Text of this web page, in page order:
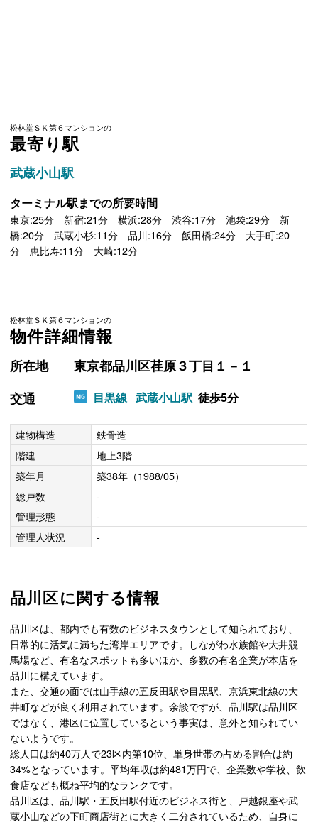
松林堂ＳＫ第６マンションの
最寄り駅
武蔵小山駅
ターミナル駅までの所要時間
東京:25分 新宿:21分 横浜:28分 渋谷:17分 池袋:29分 新
橋:20分 武蔵小杉:11分 品川:16分 飯田橋:24分 大手町:20
分 恵比寿:11分 大崎:12分
松林堂ＳＫ第６マンションの
物件詳細情報
所在地
東京都品川区荏原３丁目１－１
交通
目黒線 武蔵小山駅 徒歩5分
建物構造
鉄骨造
階建
地上3階
築年月
築38年（1988/05）
総戸数
-
管理形態
-
管理人状況
-
品川区に関する情報
品川区は、都内でも有数のビジネスタウンとして知られており、
日常的に活気に満ちた湾岸エリアです。しながわ水族館や大井競
馬場など、有名なスポットも多いほか、多数の有名企業が本店を
品川に構えています。
また、交通の面では山手線の五反田駅や目黒駅、京浜東北線の大
井町などが良く利用されています。余談ですが、品川駅は品川区
ではなく、港区に位置しているという事実は、意外と知られてい
ないようです。
総人口は約40万人で23区内第10位、単身世帯の占める割合は約
34%となっています。平均年収は約481万円で、企業数や学校、飲
食店なども概ね平均的なランクです。
品川区は、品川駅・五反田駅付近のビジネス街と、戸越銀座や武
蔵小山などの下町商店街とに大きく二分されているため、自身に